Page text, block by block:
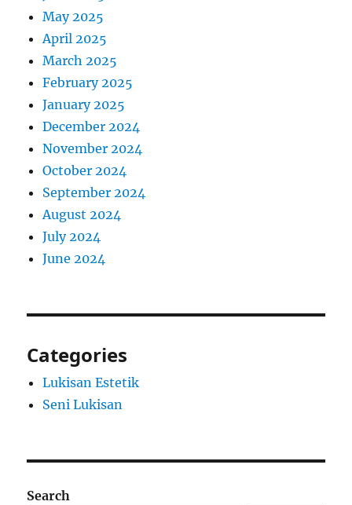
May 2025
April 2025
March 2025
February 2025
January 2025
December 2024
November 2024
October 2024
September 2024
August 2024
July 2024
June 2024
Categories
Lukisan Estetik
Seni Lukisan
Search